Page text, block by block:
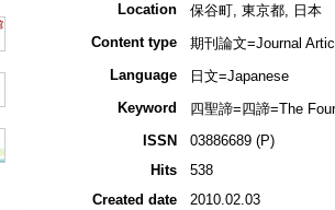
Location
保谷町, 東京都, 日本
Content type
期刊論文=Journal
Language
日文=Japanese
Keyword
四聖諦=四諦=The
ISSN
03886689 (P)
Hits
538
Created date
2010.02.03